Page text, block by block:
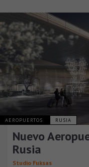
AEROPUERTOS RUSIA
Nuevo
Rusia
Studio Fuksas